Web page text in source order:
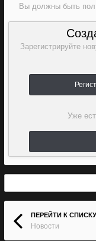
Вы должны быть
Зарегистрируйте
Уже
ПЕРЕЙТИ К
Новости